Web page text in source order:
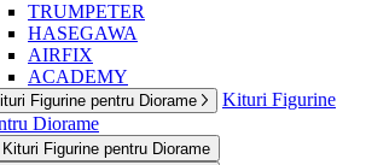
TRUMPETER
HASEGAWA
AIRFIX
ACADEMY
Figurine pentru Diorame
Kituri Figurine
Diorame
Kituri Figurine pentru Diorame